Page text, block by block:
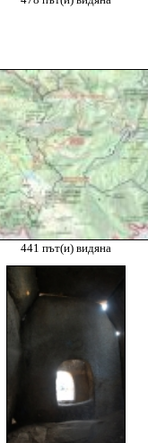
441 път(и) видяна